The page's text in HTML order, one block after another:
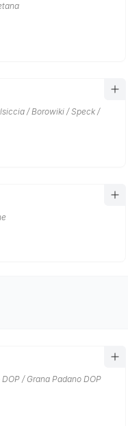
/ Borowiki / Speck /
/ Grana Padano DOP